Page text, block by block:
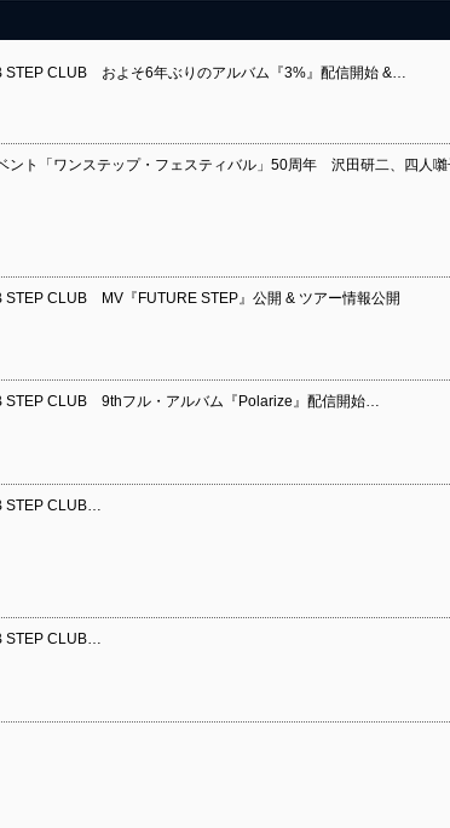
STEP CLUB およそ6年ぶりのアルバム『3%』配信開始 &…
ント「ワンステップ・フェスティバル」50周年 沢田研二、四人
STEP CLUB MV『FUTURE STEP』公開 & ツアー情報公開
STEP CLUB 9thフル・アルバム『Polarize』配信開始…
STEP CLUB…
STEP CLUB…